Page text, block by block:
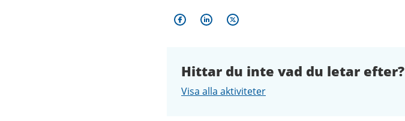
Hittar du inte vad du letar efter?
Visa alla aktiviteter